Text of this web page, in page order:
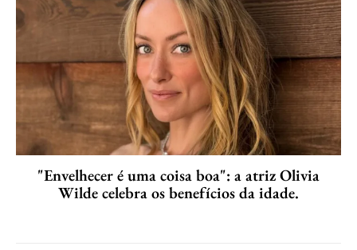
"Envelhecer é uma coisa boa": a atriz Olivia
Wilde celebra os benefícios da idade.